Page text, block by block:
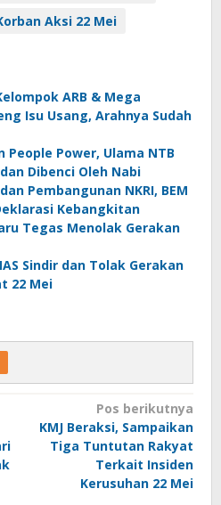
Aksi 22 Mei
ARB & Mega
Isu Usang, Arahnya Sudah
People Power, Ulama NTB
Dibenci Oleh Nabi
Pembangunan NKRI, BEM
Kebangkitan
Tegas Menolak Gerakan
Sindir dan Tolak Gerakan
22 Mei
Pos berikutnya
KMJ Beraksi, Sampaikan
Tiga Tuntutan Rakyat
Terkait Insiden
Kerusuhan 22 Mei